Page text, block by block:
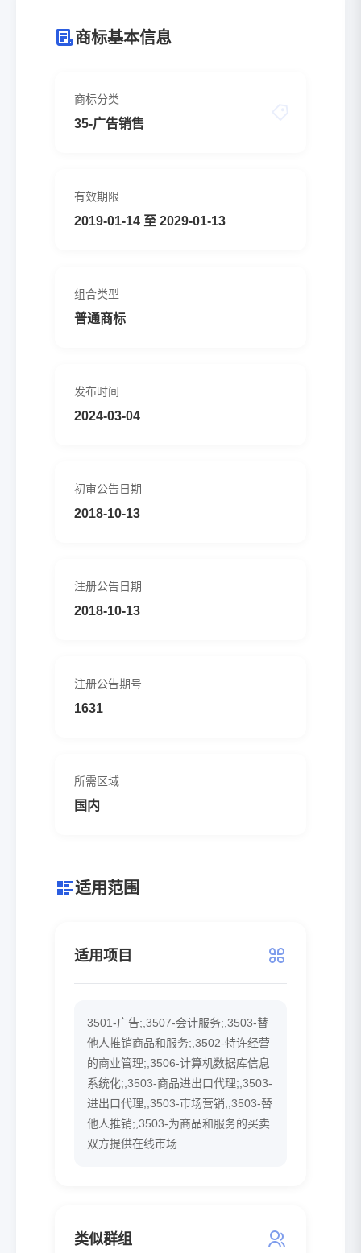
商标基本信息
商标分类
35-广告销售
有效期限
2019-01-14 至 2029-01-13
组合类型
普通商标
发布时间
2024-03-04
初审公告日期
2018-10-13
注册公告日期
2018-10-13
注册公告期号
1631
所需区域
国内
适用范围
适用项目
3501-广告;,3507-会计服务;,3503-替
他人推销商品和服务;,3502-特许经营
的商业管理;,3506-计算机数据库信息
系统化;,3503-商品进出口代理;,3503-
进出口代理;,3503-市场营销;,3503-替
他人推销;,3503-为商品和服务的买卖
双方提供在线市场
类似群组